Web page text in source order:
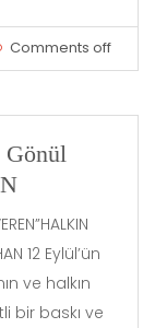
Comments off
Gönül
12 Eylül’ün
ve halkın
bir baskı ve